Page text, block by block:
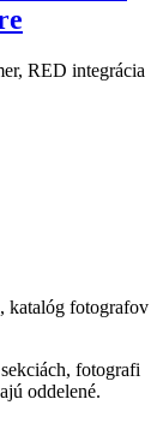
RED integrácia
katalóg fotografov
fotografi
oddelené.